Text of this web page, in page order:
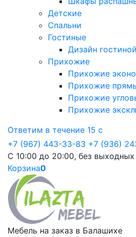
Детские
Спальни
Гостиные
Дизайн гостиной
Прихожие
Прихожие
Прихожие
Прихожие
Прихожие
Ответим в течение 15 с
+7 (967) 443-33-83 +7 (936)
С 10:00 до 20:00, без выходных
Корзина0
Мебель на заказ в Балашихе